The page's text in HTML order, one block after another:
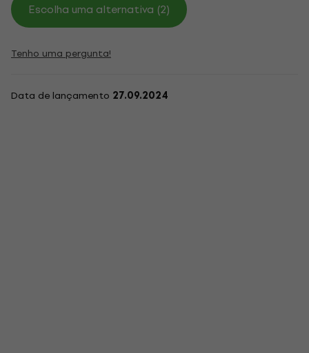
Escolha uma alternativa (2)
Tenho uma pergunta!
Data de lançamento 27.09.2024